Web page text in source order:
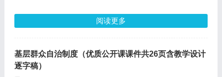
阅读更多
基层群众自治制度（优质公开课课件共26页含教学设计
逐字稿）